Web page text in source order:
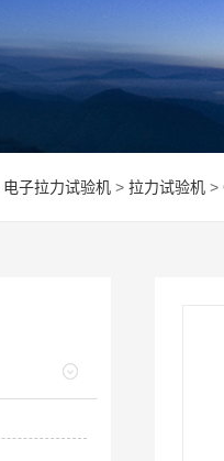
电子拉力试验机 > 拉力试验机 >